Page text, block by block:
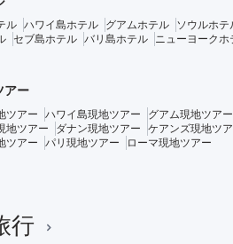
ル ハワイ島ホテル グアムホテル
ソウルホテ
セブ島ホテル バリ島ホテル ニューヨークホ
アー
ツアー ハワイ島現地ツアー
グアム現地ツアー
地ツアー
ダナン現地ツアー
ケアンズ現地ツ
ツアー
パリ現地ツアー ローマ現地ツアー
行